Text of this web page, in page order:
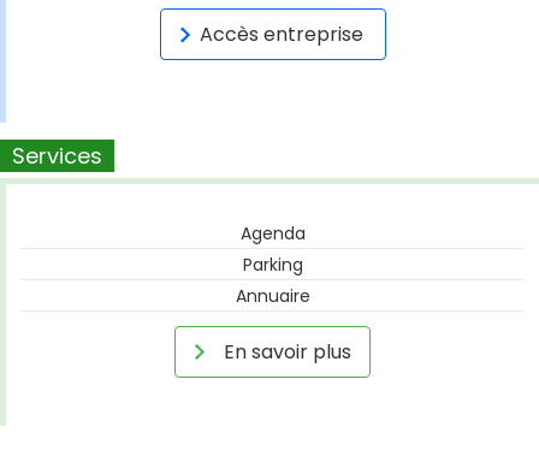
Accès entreprise
Services
Agenda
Parking
Annuaire
En savoir plus